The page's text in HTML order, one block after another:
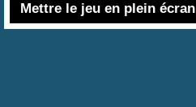
Mettre le jeu en plein écran